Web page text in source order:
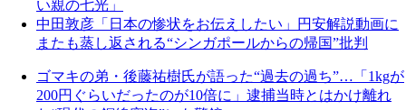
い親の七光」
中田敦彦「日本の惨状をお伝えしたい」円安解説動画に
またも蒸し返される“シンガポールからの帰国”批判
ゴマキの弟・後藤祐樹氏が語った“過去の過ち”…「1kgが
200円ぐらいだったのが10倍に」逮捕当時とはかけ離れ